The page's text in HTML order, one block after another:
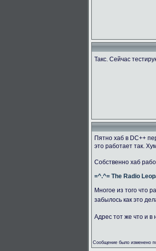
Такс. Сейчас
Пятно хаб в DC++
это работает так.
Собственно хаб
=^.^= The Radio
Многое из того что
забылось как это
Адрес тот же что и в
Сообщение было изменено